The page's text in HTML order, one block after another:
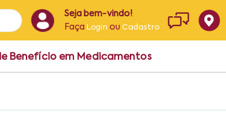
Seja bem-vindo!
Faça Login ouCadastro
Benefício em Medicamentos